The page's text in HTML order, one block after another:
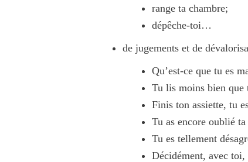
range ta chambre;
dépêche-toi…
de jugements et de
Qu’est-ce que tu es
Tu lis moins bien que
Finis ton assiette, tu
Tu as encore oublié
Tu es tellement
Décidément, avec toi,